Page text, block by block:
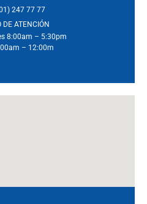
247 77 77
DE ATENCIÓN
8:00am – 5:30pm
– 12:00m